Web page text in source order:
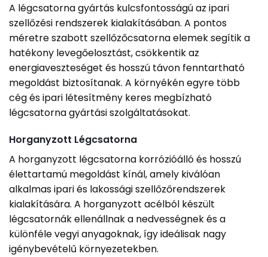
A légcsatorna gyártás kulcsfontosságú az ipari
szellőzési rendszerek kialakításában. A pontos
méretre szabott szellőzőcsatorna elemek segítik a
hatékony levegőelosztást, csökkentik az
energiaveszteséget és hosszú távon fenntartható
megoldást biztosítanak. A környékén egyre több
cég és ipari létesítmény keres megbízható
légcsatorna gyártási szolgáltatásokat.
Horganyzott Légcsatorna
A horganyzott légcsatorna korrózióálló és hosszú
élettartamú megoldást kínál, amely kiválóan
alkalmas ipari és lakossági szellőzőrendszerek
kialakítására. A horganyzott acélból készült
légcsatornák ellenállnak a nedvességnek és a
különféle vegyi anyagoknak, így ideálisak nagy
igénybevételű környezetekben.